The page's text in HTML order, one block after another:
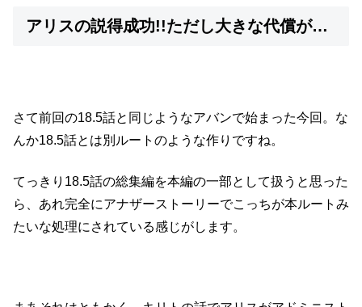
アリスの説得成功!!ただし大きな代償が…
さて前回の18.5話と同じようなアバンで始まった今回。な
んか18.5話とは別ルートのような作りですね。
てっきり18.5話の総集編を本編の一部として扱うと思った
ら、あれ完全にアナザーストーリーでこっちが本ルートみ
たいな処理にされている感じがします。